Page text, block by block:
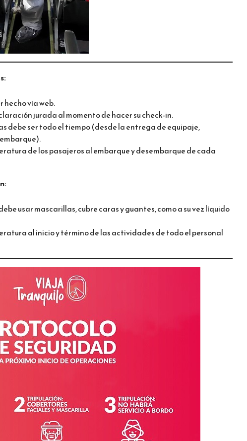
hecho vía web.
jurada al momento de hacer su check-in.
debe ser todo el tiempo (desde la entrega de equipaje,
de los pasajeros al embarque y desembarque de cada
usar mascarillas, cubre caras y guantes, como a su vez líquido
al inicio y término de las actividades de todo el personal